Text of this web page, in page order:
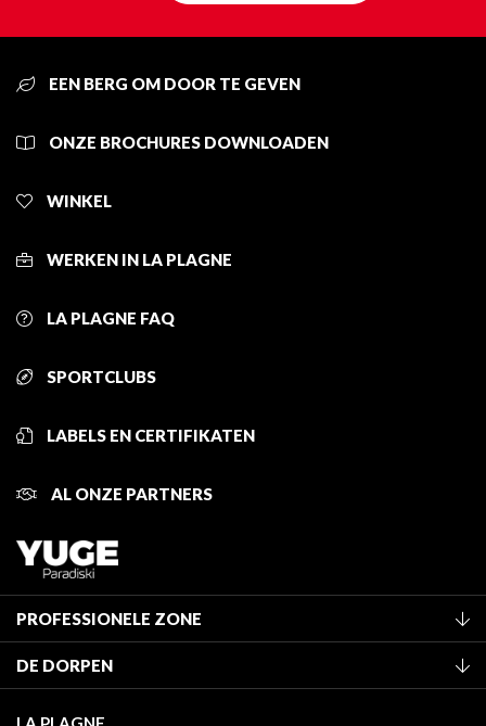
EEN BERG OM DOOR TE GEVEN
ONZE BROCHURES DOWNLOADEN
WINKEL
WERKEN IN LA PLAGNE
LA PLAGNE FAQ
SPORTCLUBS
LABELS EN CERTIFIKATEN
AL ONZE PARTNERS
PROFESSIONELE ZONE
Classificatie van de gemeubileerde accommodaties
Verblijfstaks
DE DORPEN